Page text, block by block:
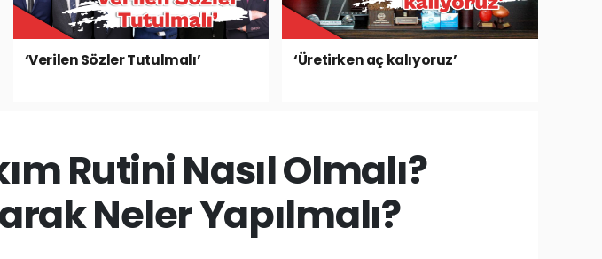
‘Verilen Sözler Tutulmalı’ ‘Üretirken aç kalıyoruz’
Rutini Nasıl Olmalı?
Neler Yapılmalı?